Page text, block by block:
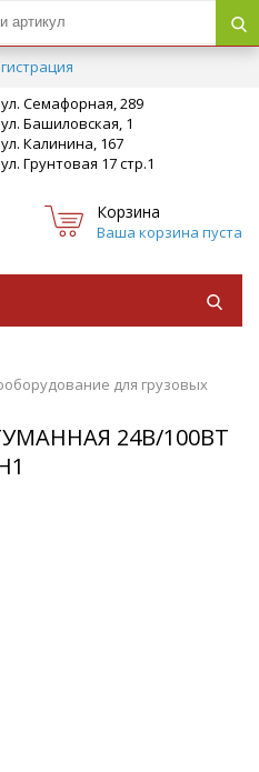
ул. Семафорная, 289
ул. Башиловская, 1
ул. Калинина, 167
ул. Грунтовая 17 стр.1
Корзина
Ваша корзина пуста
для грузовых
24В/100ВТ